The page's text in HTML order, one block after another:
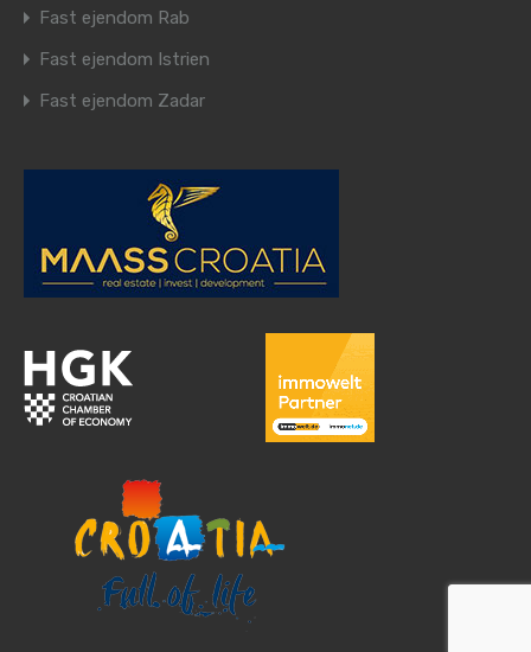
Fast ejendom Rab
Fast ejendom Istrien
Fast ejendom Zadar